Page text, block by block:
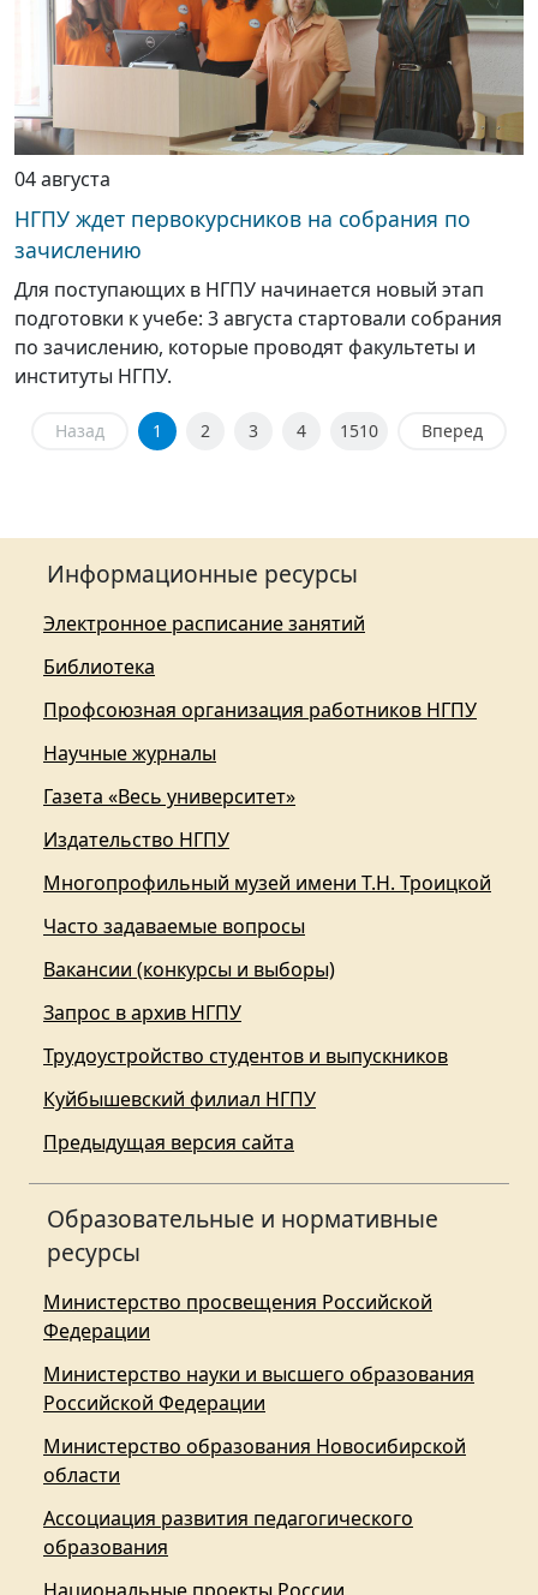
04 августа
НГПУ ждет первокурсников на собрания по
зачислению
Для поступающих в НГПУ начинается новый этап
подготовки к учебе: 3 августа стартовали собрания
по зачислению, которые проводят факультеты и
институты НГПУ.
Назад 1 2 3 4 1510 Вперед
Информационные ресурсы
Электронное расписание занятий
Библиотека
Профсоюзная организация работников НГПУ
Научные журналы
Газета «Весь университет»
Издательство НГПУ
Многопрофильный музей имени Т.Н. Троицкой
Часто задаваемые вопросы
Вакансии (конкурсы и выборы)
Запрос в архив НГПУ
Трудоустройство студентов и выпускников
Куйбышевский филиал НГПУ
Предыдущая версия сайта
Образовательные и нормативные
ресурсы
Министерство просвещения Российской
Федерации
Министерство науки и высшего образования
Российской Федерации
Министерство образования Новосибирской
области
Ассоциация развития педагогического
образования